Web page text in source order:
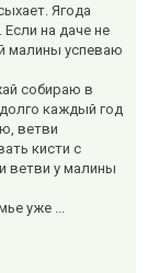
Ягода
на даче не
малины успеваю
собираю в
каждый год
ветви
кисти с
ветви у малины
уже ...